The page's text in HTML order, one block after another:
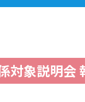
象説明会